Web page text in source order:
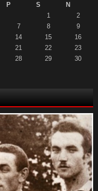
P S
N
1
2
7 8
9
14 15
16
21 22
23
28 29
30